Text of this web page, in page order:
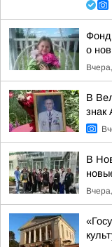
Фонд
о
В
знак
В